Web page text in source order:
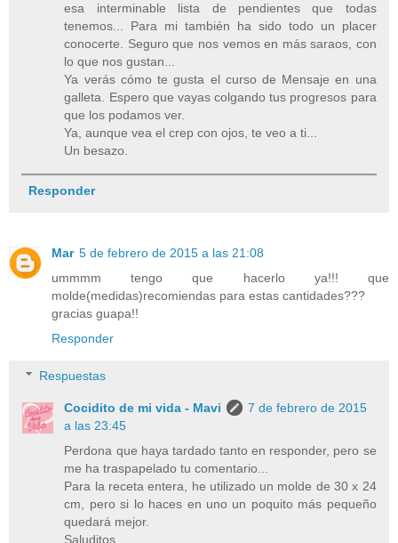
esa interminable lista de pendientes que todas
tenemos... Para mi también ha sido todo un placer
conocerte. Seguro que nos vemos en más saraos, con
lo que nos gustan...
Ya verás cómo te gusta el curso de Mensaje en una
galleta. Espero que vayas colgando tus progresos para
que los podamos ver.
Ya, aunque vea el crep con ojos, te veo a ti...
Un besazo.
Responder
Mar 5 de febrero de 2015 a las 21:08
ummmm tengo que hacerlo ya!!! que
molde(medidas)recomiendas para estas cantidades???
gracias guapa!!
Responder
Respuestas
Cocidito de mi vida - Mavi
7 de febrero de 2015
a las 23:45
Perdona que haya tardado tanto en responder, pero se
me ha traspapelado tu comentario...
Para la receta entera, he utilizado un molde de 30 x 24
cm, pero si lo haces en uno un poquito más pequeño
quedará mejor.
Saluditos.